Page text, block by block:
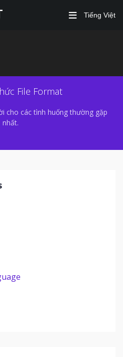
Tiếng Việt
File Format
cho các tình huống thường gặp
nhất.